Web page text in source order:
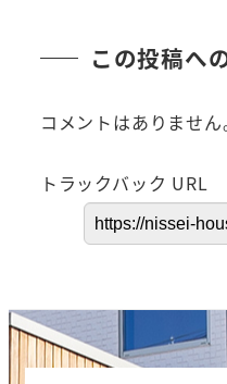
この投稿へ
コメントはありません
トラックバック URL